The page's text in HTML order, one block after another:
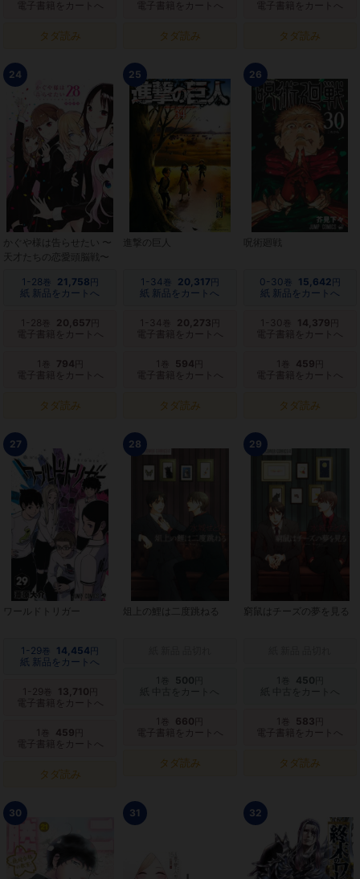
電子書籍をカートへ
タダ読み
電子書籍をカートへ
タダ読み
電子書籍をカートへ
タダ読み
24
かぐや様は告らせたい 〜
天才たちの恋愛頭脳戦〜
1-28巻 21,758 円
紙 新品をカートへ
1-28 巻 20,657
電子書籍をカートへ
1 巻 794
電子書籍をカートへ
タダ読み
25
進撃の巨人
1-34巻 20,317 円
紙 新品をカートへ
1-34 巻 20,273
電子書籍をカートへ
1 巻 594
電子書籍をカートへ
タダ読み
26
呪術廻戦
0-30巻 15,642 円
紙 新品をカートへ
1-30 巻 14,379
電子書籍をカートへ
1 巻 459
電子書籍をカートへ
タダ読み
27
ワールドトリガー
1-29巻 14,454 円
紙 新品をカートへ
1-29 13,710
電子書籍をカートへ
1 459
電子書籍をカートへ
タダ読み
28
俎上の鯉は二度跳ねる
500
紙 中古をカートへ
1 660
電子書籍をカートへ
タダ読み
29
窮鼠はチーズの夢を見る
450
紙 中古をカートへ
1 583
電子書籍をカートへ
タダ読み
30 31 32